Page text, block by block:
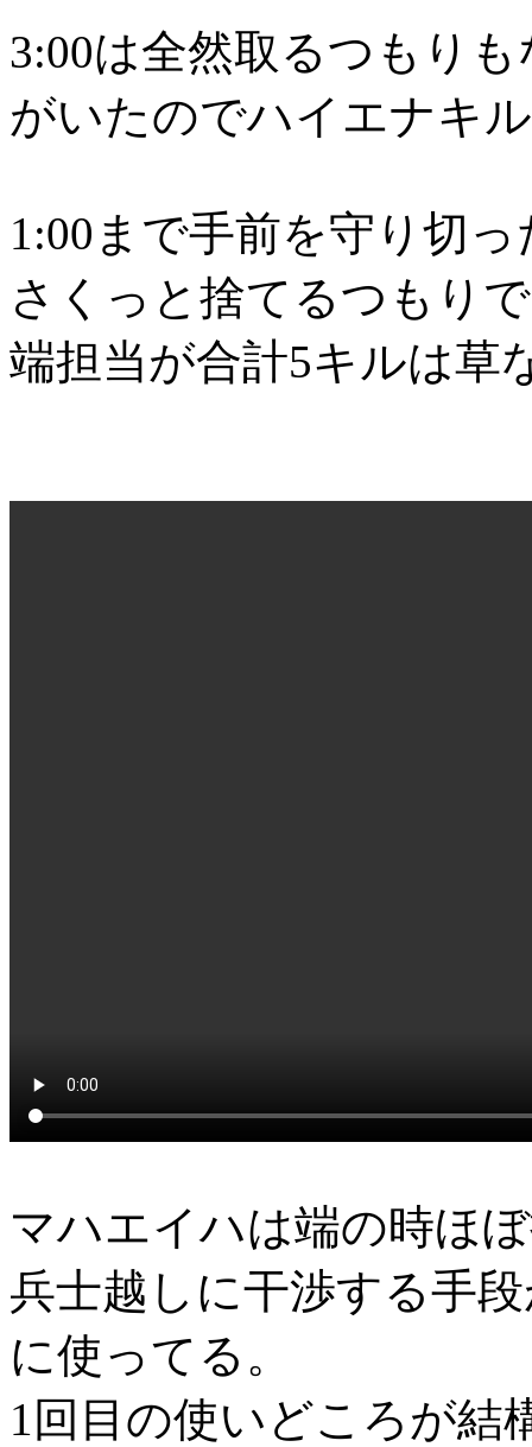
3:00は全然取るつもり
がいたのでハイエナキ
1:00まで手前を守り切
さくっと捨てるつもり
端担当が合計5キルは草
マハエイハは端の時ほ
兵士越しに干渉する手
に使ってる。
1回目の使いどころが結